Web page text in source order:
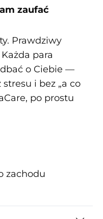
zaufać
Prawdziwy
para
o Ciebie —
i bez „a co
po prostu
zachodu